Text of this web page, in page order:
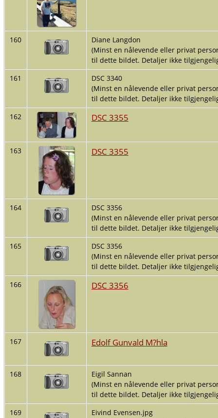
160
Diane Langdon
(Minst en nålevende eller privat
til dette bildet. Detaljer ikke
161
DSC 3340
(Minst en nålevende eller privat
til dette bildet. Detaljer ikke
162
DSC 3355
163 DSC 3355
164
DSC 3356
(Minst en nålevende eller privat
til dette bildet. Detaljer ikke
165
DSC 3356
(Minst en nålevende eller privat
til dette bildet. Detaljer ikke
166
DSC 3356
167 Edolf Gunvald M?hla
168
Eigil Sannan
(Minst en nålevende eller privat
til dette bildet. Detaljer ikke
169
Eivind Evensen.jpg